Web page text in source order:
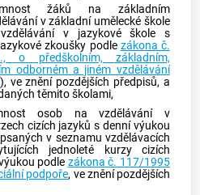
žáků na základním
v základní umělecké škole
v jazykové škole s
zkoušky podle zákona č.
o předškolním, základním,
odborném a jiném vzdělávání
), ve znění pozdějších předpisů, a
těmito školami,
osob na vzdělávání v
cizích jazyků s denní výukou
v seznamu vzdělávacích
jednoleté kurzy cizích
podle zákona č. 117/1995
podpoře, ve znění pozdějších